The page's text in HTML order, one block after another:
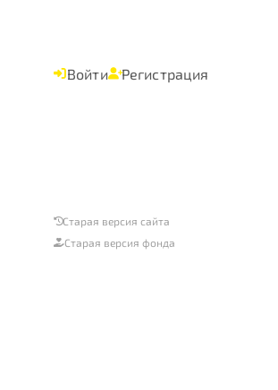
Войти Регистрация
Старая версия сайта
Старая версия фонда